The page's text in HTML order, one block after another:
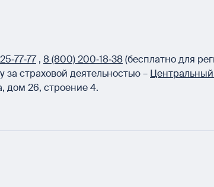
, 8 (800) 200‑18‑38(бесплатно для
страховой деятельностью –
дом 26, строение 4.